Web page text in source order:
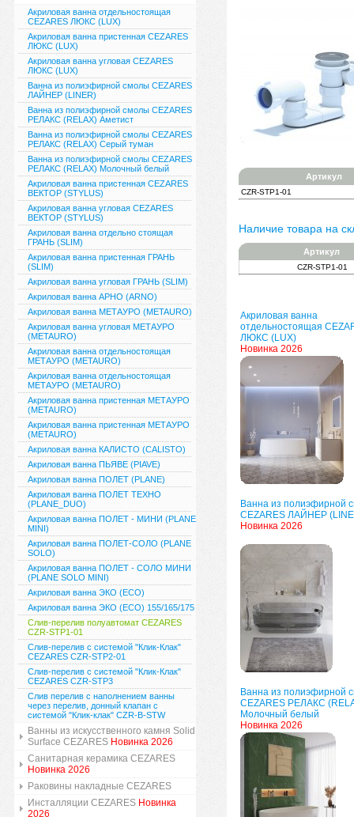
Акриловая ванна отдельностоящая
CEZARES ЛЮКС (LUX)
Акриловая ванна пристенная CEZARES
ЛЮКС (LUX)
Акриловая ванна угловая CEZARES
ЛЮКС (LUX)
Ванна из полиэфирной смолы CEZARES
ЛАЙНЕР (LINER)
Ванна из полиэфирной смолы CEZARES
РЕЛАКС (RELAX) Аметист
Ванна из полиэфирной смолы CEZARES
РЕЛАКС (RELAX) Серый туман
Ванна из полиэфирной смолы CEZARES
РЕЛАКС (RELAX) Молочный белый
Акриловая ванна пристенная CEZARES
ВЕКТОР (STYLUS)
Акриловая ванна угловая CEZARES
ВЕКТОР (STYLUS)
Акриловая ванна отдельно стоящая
ГРАНЬ (SLIM)
Акриловая ванна пристенная ГРАНЬ
(SLIM)
Акриловая ванна угловая ГРАНЬ (SLIM)
Акриловая ванна АРНО (ARNO)
Акриловая ванна МЕТАУРО (METAURO)
Акриловая ванна угловая МЕТАУРО
(METAURO)
Акриловая ванна отдельностоящая
МЕТАУРО (METAURO)
Акриловая ванна отдельностоящая
МЕТАУРО (METAURO)
Акриловая ванна пристенная МЕТАУРО
(METAURO)
Акриловая ванна пристенная МЕТАУРО
(METAURO)
Акриловая ванна КАЛИСТО (CALISTO)
Акриловая ванна ПЬЯВЕ (PIAVE)
Акриловая ванна ПОЛЕТ (PLANE)
Акриловая ванна ПОЛЕТ ТЕХНО
(PLANE_DUO)
Акриловая ванна ПОЛЕТ - МИНИ (PLANE
MINI)
Акриловая ванна ПОЛЕТ-СОЛО (PLANE
SOLO)
Акриловая ванна ПОЛЕТ - СОЛО МИНИ
(PLANE SOLO MINI)
Акриловая ванна ЭКО (ECO)
Акриловая ванна ЭКО (ECO) 155/165/175
Слив-перелив полуавтомат CEZARES
CZR-STP1-01
Слив-перелив с системой "Клик-Клак"
CEZARES CZR-STP2-01
Слив-перелив с системой "Клик-Клак"
CEZARES CZR-STP3
Слив перелив с наполнением ванны
через перелив, донный клапан с
системой "Клик-клак" CZR-B-STW
Ванны из искусственного камня Solid
Surface CEZARES Новинка 2026
Санитарная керамика CEZARES
Новинка 2026
Раковины накладные CEZARES
Инсталляции CEZARES Новинка
2026
Артикул
CZR-STP1-01
Наличие товара на
Артикул
CZR-STP1-01
Акриловая ванна
отдельностоящая
ЛЮКС (LUX)
Новинка 2026
Ванна из полиэфирной
CEZARES ЛАЙНЕР
Новинка 2026
Ванна из полиэфирной
CEZARES РЕЛАКС
Молочный белый
Новинка 2026